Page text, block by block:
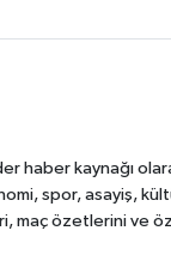
haber kaynağı
spor, asayiş,
maç özetlerini ve